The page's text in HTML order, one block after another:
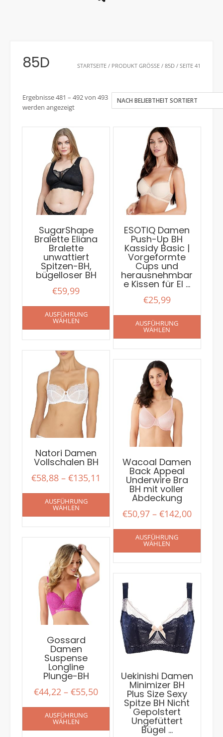
STARTSEITE / PRODUKT GRÖSSE / 85D / SEITE 41
85D
Ergebnisse 481 – 492 von 493
werden angezeigt
SugarShape
Bralette Eliana
Bralette
unwattiert
Spitzen-BH,
bügelloser BH
€59,99
AUSFÜHRUNG
WÄHLEN
ESOTIQ Damen
Push-Up BH
Kassidy Basic |
Vorgeformte
Cups und
herausnehmbar
e Kissen für EI …
€25,99
AUSFÜHRUNG
WÄHLEN
Natori Damen
Vollschalen BH
€58,88 –€135,11
AUSFÜHRUNG
WÄHLEN
Wacoal Damen
Back Appeal
Underwire Bra
BH mit voller
Abdeckung
€50,97– €142,00
AUSFÜHRUNG
WÄHLEN
Gossard
Damen
Suspense
Longline
Plunge-BH
€44,22 –€55,50
AUSFÜHRUNG
WÄHLEN
Uekinishi Damen
Minimizer BH
Plus Size Sexy
Spitze BH Nicht
Gepolstert
Ungefüttert
Bügel …